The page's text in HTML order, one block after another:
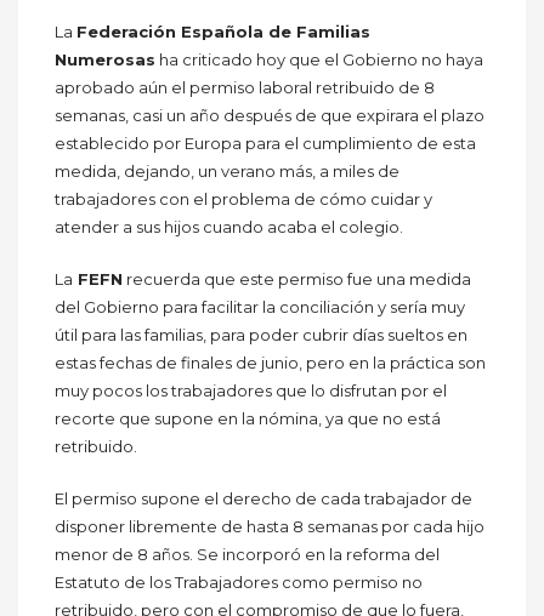
La Federación Española de Familias
Numerosas ha criticado hoy que el Gobierno no haya
aprobado aún el permiso laboral retribuido de 8
semanas, casi un año después de que expirara el plazo
establecido por Europa para el cumplimiento de esta
medida, dejando, un verano más, a miles de
trabajadores con el problema de cómo cuidar y
atender a sus hijos cuando acaba el colegio.
La FEFN recuerda que este permiso fue una medida
del Gobierno para facilitar la conciliación y sería muy
útil para las familias, para poder cubrir días sueltos en
estas fechas de finales de junio, pero en la práctica son
muy pocos los trabajadores que lo disfrutan por el
recorte que supone en la nómina, ya que no está
retribuido.
El permiso supone el derecho de cada trabajador de
disponer libremente de hasta 8 semanas por cada hijo
menor de 8 años. Se incorporó en la reforma del
Estatuto de los Trabajadores como permiso no
retribuido, pero con el compromiso de que lo fuera,